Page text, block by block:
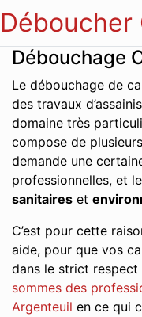
Déboucher
Débouchage
Le débouchage de
des travaux
domaine très
compose de
demande une
professionnelles, et
sanitaires et
C’est pour cette
aide, pour que vos
dans le strict respect
sommes des
Argenteuil en ce qui